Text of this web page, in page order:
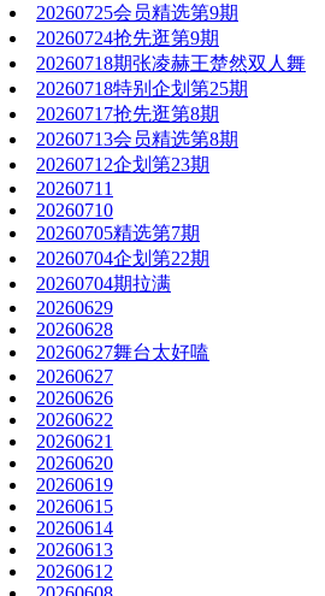
20260725会员精选第9期
20260724抢先逛第9期
20260718期张凌赫王楚然双人舞
20260718特别企划第25期
20260717抢先逛第8期
20260713会员精选第8期
20260712企划第23期
20260711
20260710
20260705精选第7期
20260704企划第22期
20260704期拉满
20260629
20260628
20260627舞台太好嗑
20260627
20260626
20260622
20260621
20260620
20260619
20260615
20260614
20260613
20260612